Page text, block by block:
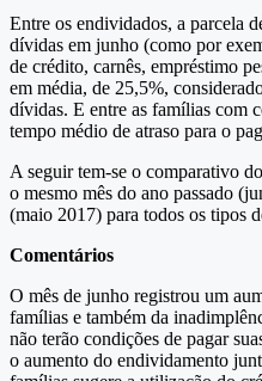
Entre os endividados, a parcela
dívidas em junho (como por
de crédito, carnês, empréstimo
em média, de 25,5%,
dívidas. E entre as famílias com
tempo médio de atraso para o
A seguir tem-se o comparativo
o mesmo mês do ano passado
(maio 2017) para todos os tipos
Comentários
O mês de junho registrou um
famílias e também da
não terão condições de pagar
o aumento do endividamento